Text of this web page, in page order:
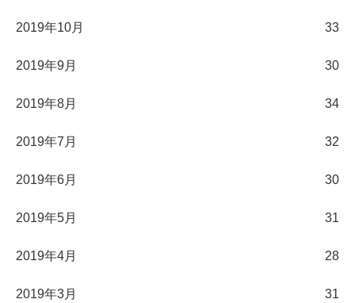
2019年10月 33
2019年9月 30
2019年8月 34
2019年7月 32
2019年6月 30
2019年5月 31
2019年4月 28
2019年3月 31